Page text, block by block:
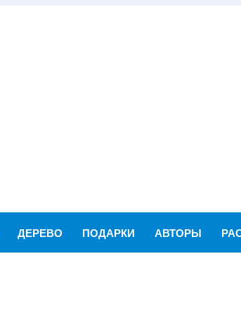
ДЕРЕВО ПОДАРКИ АВТОРЫ